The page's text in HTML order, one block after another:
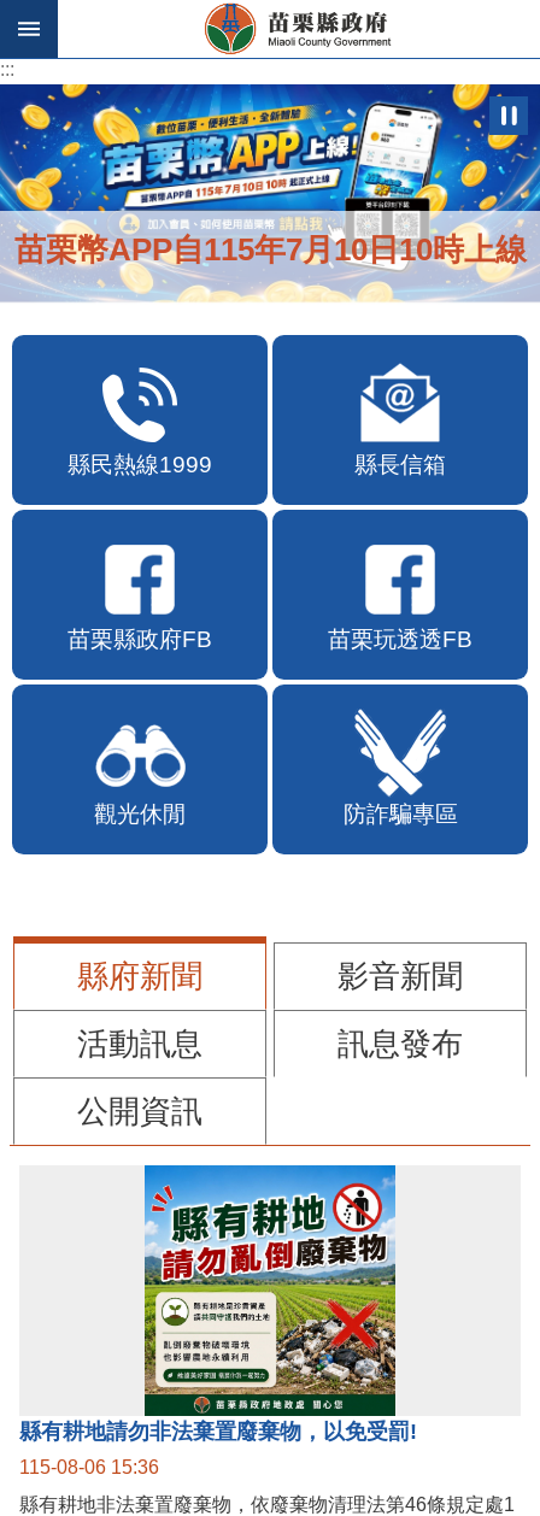
跳到主要內容區塊
:::
苗栗幣APP自115年7月10日10時上線
縣民熱線1999 縣長信箱
苗栗縣政府FB 苗栗玩透透FB
觀光休閒 防詐騙專區
縣府新聞
影音新聞
活動訊息
訊息發布
公開資訊
縣有耕地請勿非法棄置廢棄物，以免受罰!
115-08-06 15:36
縣有耕地非法棄置廢棄物，依廢棄物清理法第46條規定處1